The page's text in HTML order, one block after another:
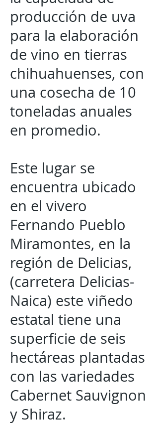
producción de uva
para la elaboración
de vino en tierras
chihuahuenses, con
una cosecha de 10
toneladas anuales
en promedio.
Este lugar se
encuentra ubicado
en el vivero
Fernando Pueblo
Miramontes, en la
región de Delicias,
(carretera Delicias-
Naica) este viñedo
estatal tiene una
superficie de seis
hectáreas plantadas
con las variedades
Cabernet Sauvignon
y Shiraz.